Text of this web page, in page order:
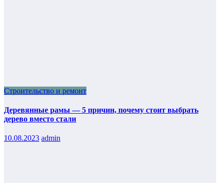
Строительство и ремонт
Деревянные рамы — 5 причин, почему стоит выбрать
дерево вместо стали
10.08.2023 admin